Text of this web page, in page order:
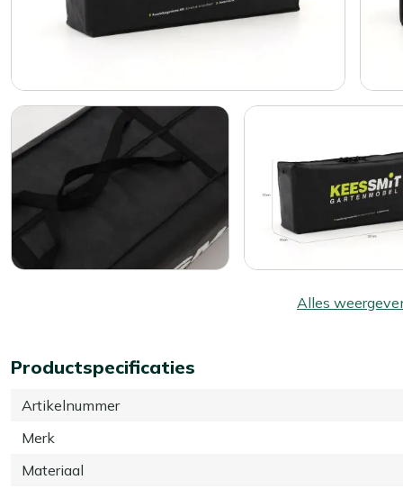
Alles
Productspecificaties
Artikelnummer
Merk
Materiaal